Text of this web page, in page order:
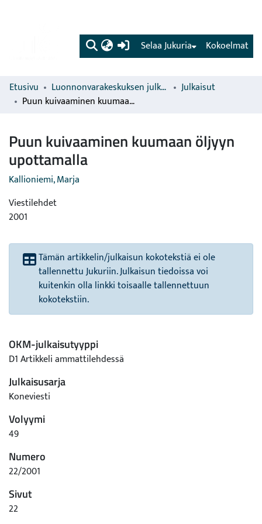
(current) Kokoelmat
Selaa Jukuria
Etusivu Luonnonvarakeskuksen julkaisut
Julkaisut
Puun kuivaaminen kuumaan öljyyn upottamalla
Puun kuivaaminen kuumaan öljyyn
upottamalla
Kallioniemi, Marja
Viestilehdet
2001
Tämän artikkelin/julkaisun kokotekstiä ei ole
tallennettu Jukuriin. Julkaisun tiedoissa voi
kuitenkin olla linkki toisaalle tallennettuun
kokotekstiin.
OKM-julkaisutyyppi
D1 Artikkeli ammattilehdessä
Julkaisusarja
Koneviesti
Volyymi
49
Numero
22/2001
Sivut
22